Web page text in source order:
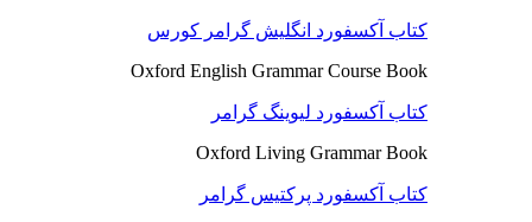
کتاب آکسفورد انگلیش گرامر کورس
Oxford English Grammar Course Book
کتاب آکسفورد لیوینگ گرامر
Oxford Living Grammar Book
کتاب آکسفورد پرکتیس گرامر